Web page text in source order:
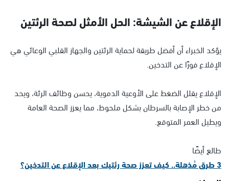
الإقلاع عن الشيشة: الحل الأمثل لصحة الرئتين
يؤكد الخبراء أن أفضل طريقة لحماية الرئتين والجهاز القلبي الوعائي هي
الإقلاع فورًا عن التدخين.
الإقلاع يقلل الضغط على الأوعية الدموية، يحسن وظائف الرئة، ويحد
من خطر الإصابة بالسرطان بشكل ملحوظ، مما يعزز الصحة العامة
ويطيل العمر المتوقع.
طالع أيضًا
3 طرق مُذهلة.. كيف تعزز صحة رئتيك بعد الإقلاع عن التدخين؟